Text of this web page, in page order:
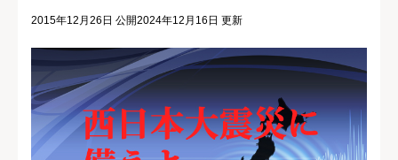
2015年12月26日 公開2024年12月16日 更新